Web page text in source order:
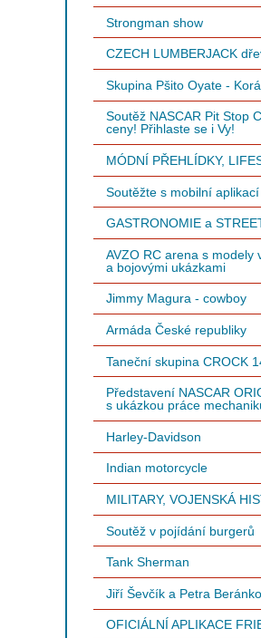
Strongman show
CZECH LUMBERJACK
Skupina Pšito Oyate -
Soutěž NASCAR Pit Stop
ceny! Přihlaste se i Vy!
MÓDNÍ PŘEHLÍDKY,
Soutěžte s mobilní
GASTRONOMIE a
AVZO RC arena s modely
a bojovými ukázkami
Jimmy Magura - cowboy
Armáda České republiky
Taneční skupina CROCK
Představení NASCAR
s ukázkou práce
Harley-Davidson
Indian motorcycle
MILITARY, VOJENSKÁ
Soutěž v pojídání burgerů
Tank Sherman
Jiří Ševčík a Petra
OFICIÁLNÍ APLIKACE